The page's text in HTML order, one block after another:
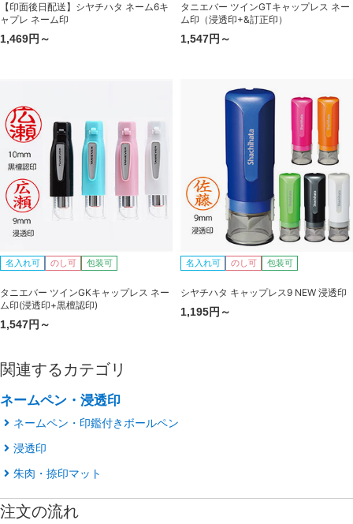
【印面後日配送】シヤチハタ ネーム6キ
ャプレ ネーム印
1,469円～
タニエバー ツインGTキャップレス ネー
ム印（浸透印+&訂正印）
1,547円～
名入れ可 のし可 包装可
タニエバー ツインGKキャップレス ネー
ム印(浸透印+黒檀認印)
1,547円～
名入れ可 のし可 包装可
シヤチハタ キャップレス9 NEW 浸透印
1,195円～
関連するカテゴリ
ネームペン・浸透印
ネームペン・印鑑付きボールペン
浸透印
朱肉・捺印マット
注文の流れ